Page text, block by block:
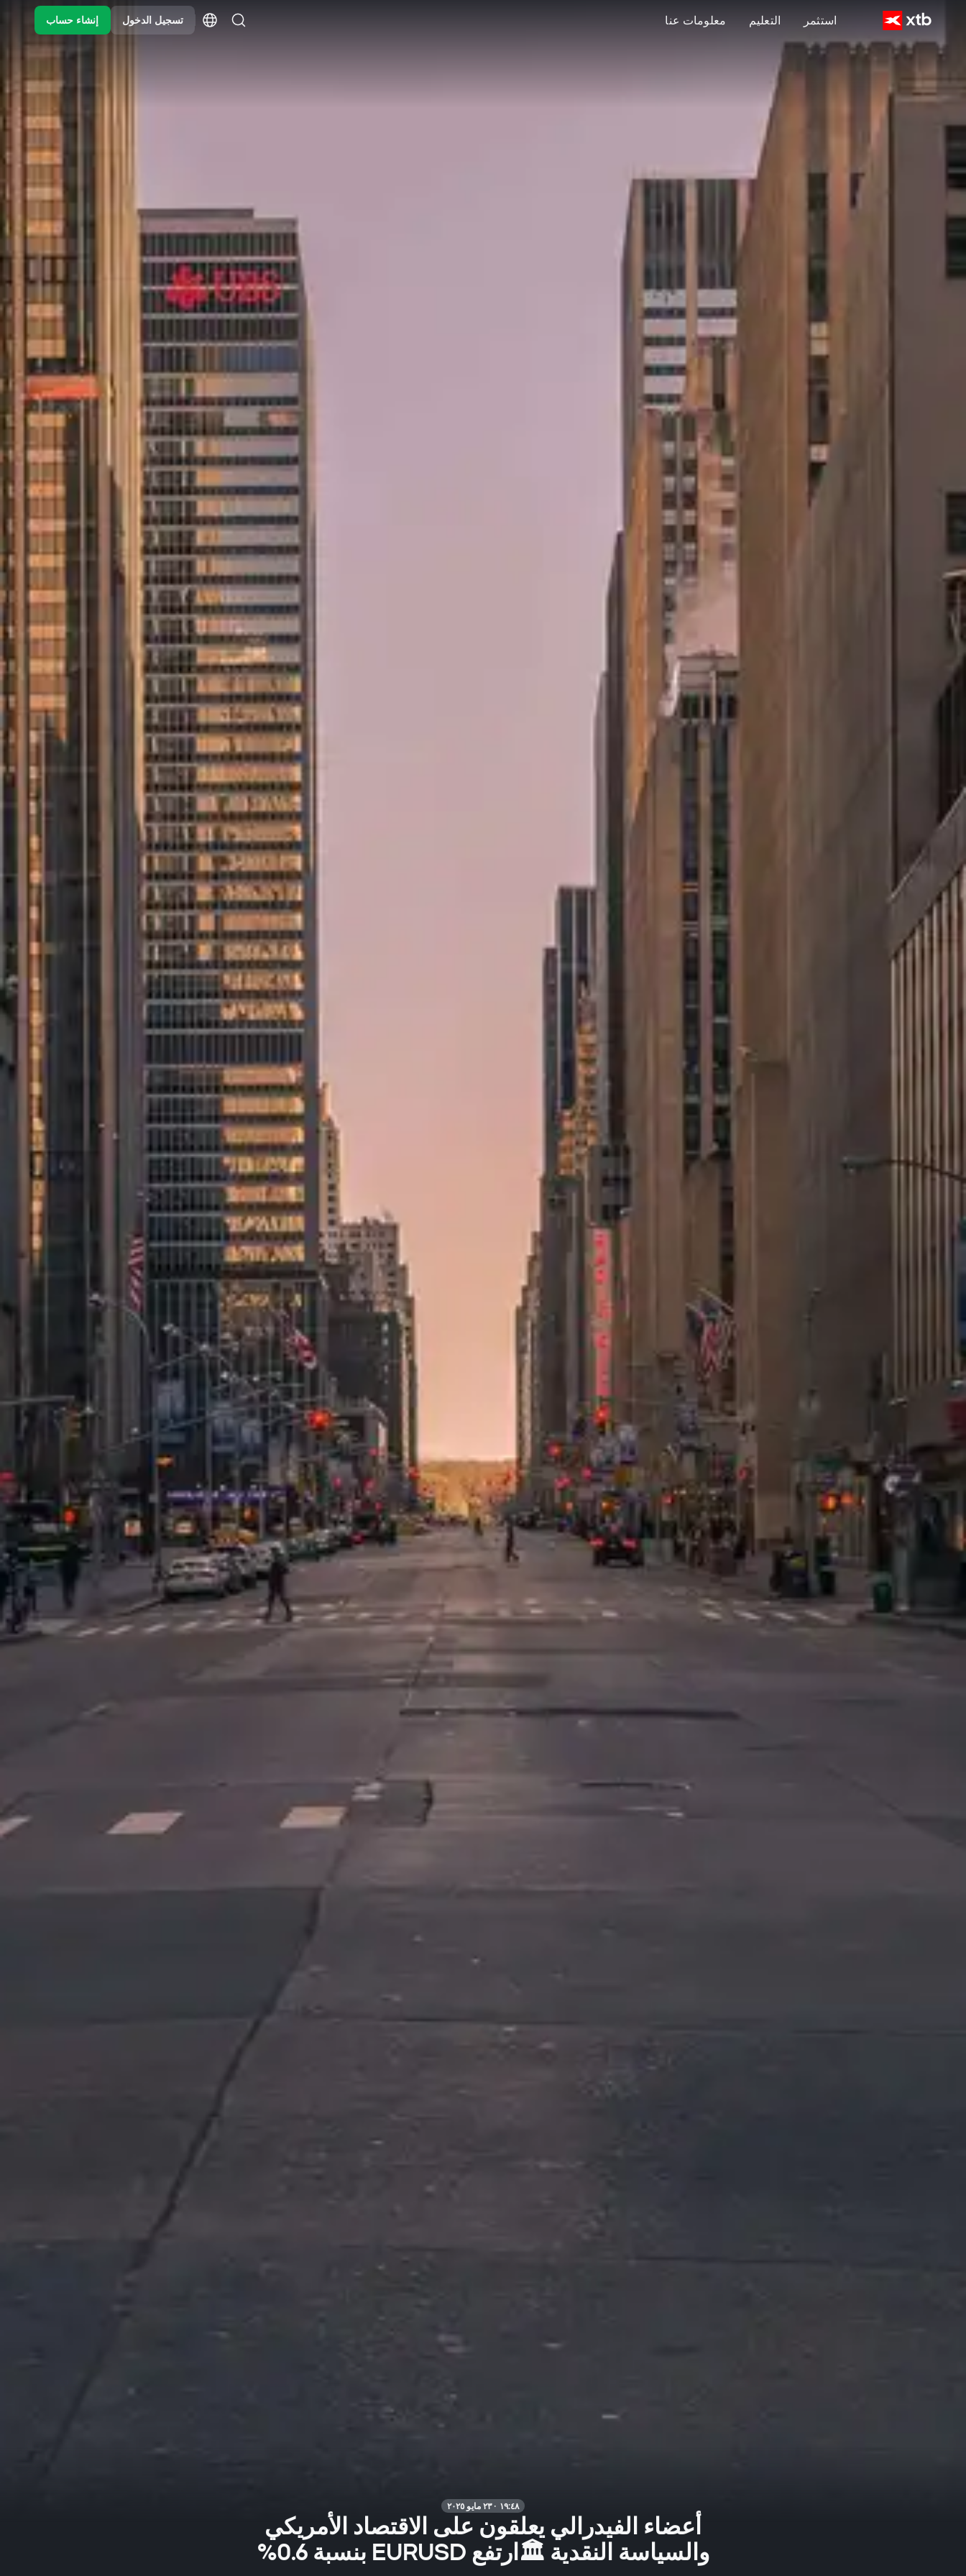
استثمر التعليم معلومات عنا تسجيل الدخول إنشاء حساب
١٩:٤٨ · ٢٣ مايو ٢٠٢٥
أعضاء الفيدرالي يعلقون على الاقتصاد الأمريكي
والسياسة النقدية 🏛️ارتفع EURUSD بنسبة 0.6%